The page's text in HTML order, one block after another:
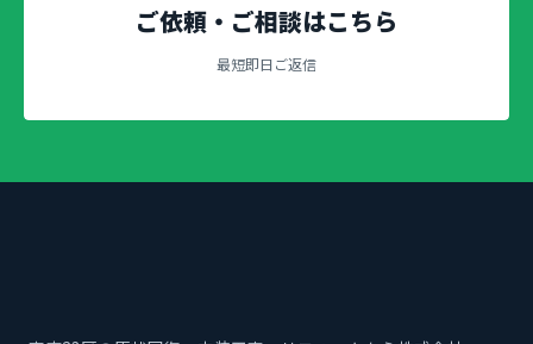
ご依頼・ご相談はこちら
最短即日ご返信